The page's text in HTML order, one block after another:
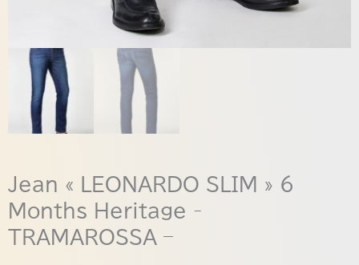
Jean « LEONARDO SLIM » 6
Months Heritage -
TRAMAROSSA –